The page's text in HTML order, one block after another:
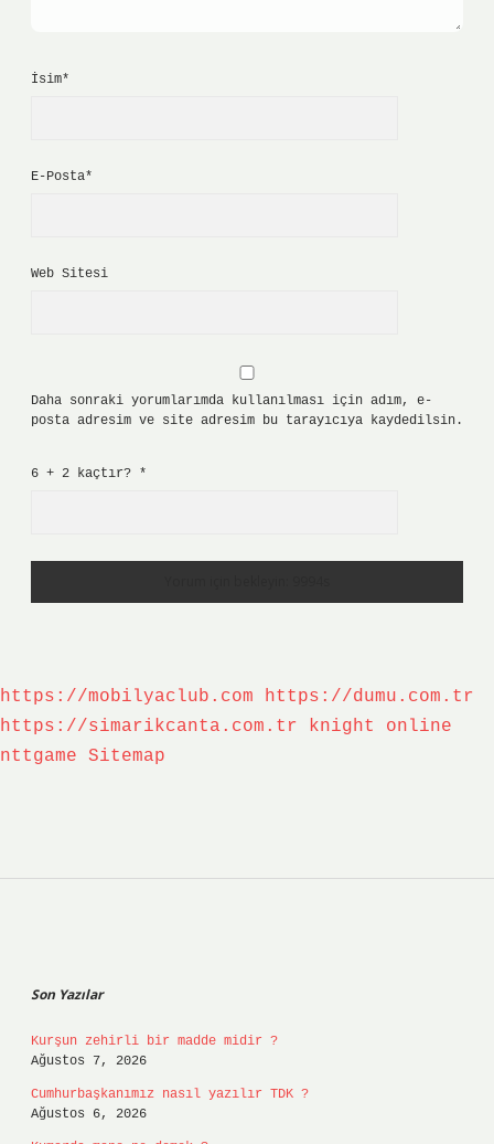
İsim*
E-Posta*
Web Sitesi
Daha sonraki yorumlarımda kullanılması için adım, e-
posta adresim ve site adresim bu tarayıcıya kaydedilsin.
6 + 2 kaçtır? *
https://mobilyaclub.com
https://dumu.com.tr
https://simarikcanta.com.tr
knight online
nttgame
Sitemap
Son Yazılar
Kurşun zehirli bir madde midir ?
Ağustos 7, 2026
Cumhurbaşkanımız nasıl yazılır TDK ?
Ağustos 6, 2026